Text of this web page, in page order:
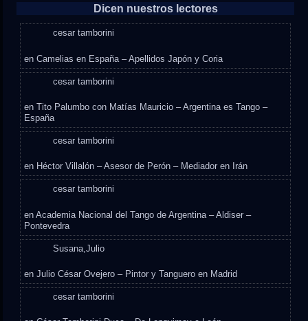
Dicen nuestros lectores
cesar tamborini
enCamelias en España – Apellidos Japón y Coria
cesar tamborini
enTito Palumbo con Matías Mauricio – Argentina es Tango –
España
cesar tamborini
en Héctor Villalón – Asesor de Perón – Mediador en Irán
cesar tamborini
enAcademia Nacional del Tango de Argentina – Aldiser –
Pontevedra
Susana,Julio
enJulio César Ovejero – Pintor y Tanguero en Madrid
cesar tamborini